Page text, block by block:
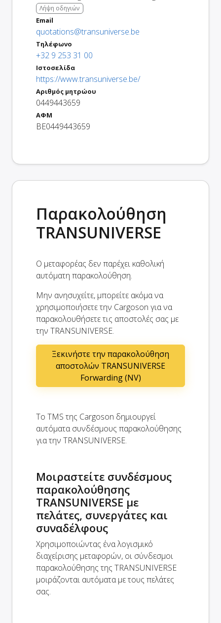
Λήψη οδηγιών
Email
quotations@transuniverse.be
Τηλέφωνο
+32 9 253 31 00
Ιστοσελίδα
https://www.transuniverse.be/
Αριθμός μητρώου
0449443659
ΑΦΜ
BE0449443659
Παρακολούθηση
TRANSUNIVERSE
Ο μεταφορέας δεν παρέχει καθολική
αυτόματη παρακολούθηση.
Μην ανησυχείτε, μπορείτε ακόμα να
χρησιμοποιήσετε την Cargoson για να
παρακολουθήσετε τις αποστολές σας με
την TRANSUNIVERSE.
Ξεκινήστε την παρακολούθηση
αποστολών TRANSUNIVERSE
Forwarding (NV)
Το TMS της Cargoson δημιουργεί
αυτόματα συνδέσμους παρακολούθησης
για την TRANSUNIVERSE.
Μοιραστείτε συνδέσμους
παρακολούθησης
TRANSUNIVERSE με
πελάτες, συνεργάτες και
συναδέλφους
Χρησιμοποιώντας ένα λογισμικό
διαχείρισης μεταφορών, οι σύνδεσμοι
παρακολούθησης της TRANSUNIVERSE
μοιράζονται αυτόματα με τους πελάτες
σας.